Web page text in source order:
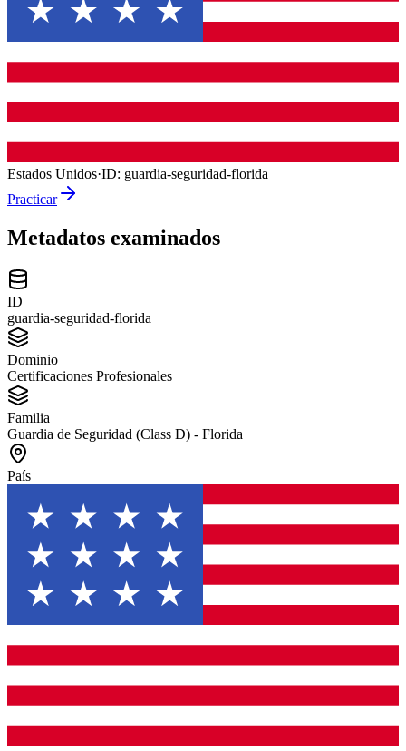
Estados Unidos·ID: guardia-seguridad-florida
Practicar
Metadatos examinados
ID
guardia-seguridad-florida
Dominio
Certificaciones Profesionales
Familia
Guardia de Seguridad (Class D) - Florida
País